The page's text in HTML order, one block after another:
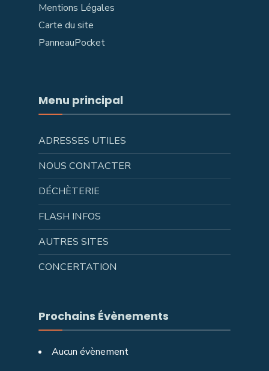
Mentions Légales
Carte du site
PanneauPocket
Menu principal
ADRESSES UTILES
NOUS CONTACTER
DÉCHÈTERIE
FLASH INFOS
AUTRES SITES
CONCERTATION
Prochains Évènements
Aucun évènement